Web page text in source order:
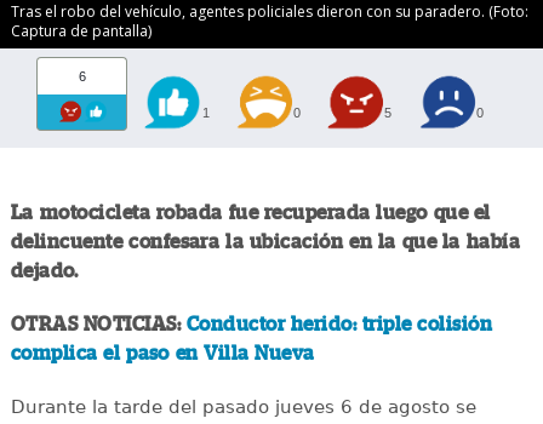
Tras el robo del vehículo, agentes policiales dieron con su paradero. (Foto:
Captura de pantalla)
6
1 0 5 0
La motocicleta robada fue recuperada luego que el
delincuente confesara la ubicación en la que la había
dejado.
OTRAS NOTICIAS: Conductor herido: triple colisión
complica el paso en Villa Nueva
Durante la tarde del pasado jueves 6 de agosto se